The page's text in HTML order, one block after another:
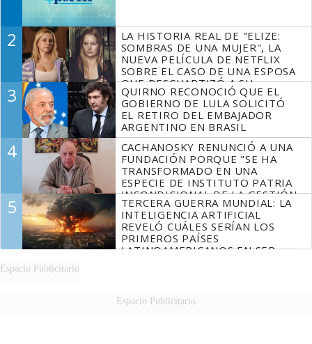
2
LA HISTORIA REAL DE "ELIZE:
SOMBRAS DE UNA MUJER", LA
NUEVA PELÍCULA DE NETFLIX
SOBRE EL CASO DE UNA ESPOSA
QUE DESCUARTIZÓ A SU
MARIDO
3
QUIRNO RECONOCIÓ QUE EL
GOBIERNO DE LULA SOLICITÓ
EL RETIRO DEL EMBAJADOR
ARGENTINO EN BRASIL
4
CACHANOSKY RENUNCIÓ A UNA
FUNDACIÓN PORQUE "SE HA
TRANSFORMADO EN UNA
ESPECIE DE INSTITUTO PATRIA
INCONDICIONAL DE LA GESTIÓN
DE MILEI"
5
TERCERA GUERRA MUNDIAL: LA
INTELIGENCIA ARTIFICIAL
REVELÓ CUÁLES SERÍAN LOS
PRIMEROS PAÍSES
LATINOAMERICANOS EN SER
Espacio Publicitario
Espacio Publicitario